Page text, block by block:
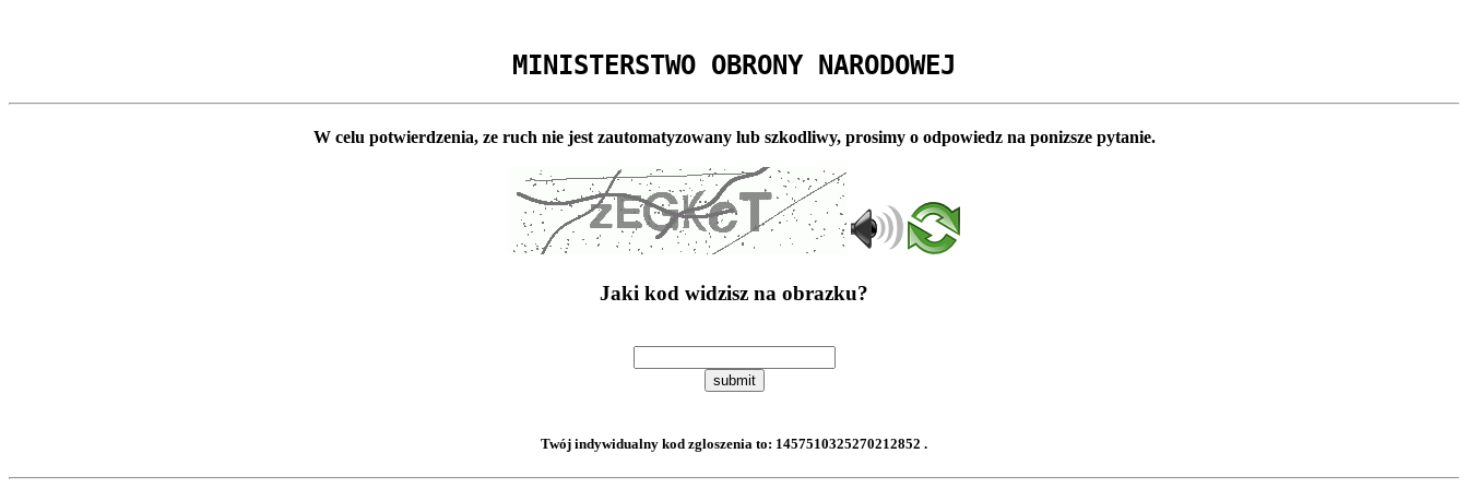
MINISTERSTWO OBRONY NARODOWEJ
W celu potwierdzenia, ze ruch nie jest zautomatyzowany lub szkodliwy, prosimy o odpowiedz na ponizsze pytanie.
Jaki kod widzisz na obrazku?
submit
Twój indywidualny kod zgloszenia to: 1457510325270212852 .